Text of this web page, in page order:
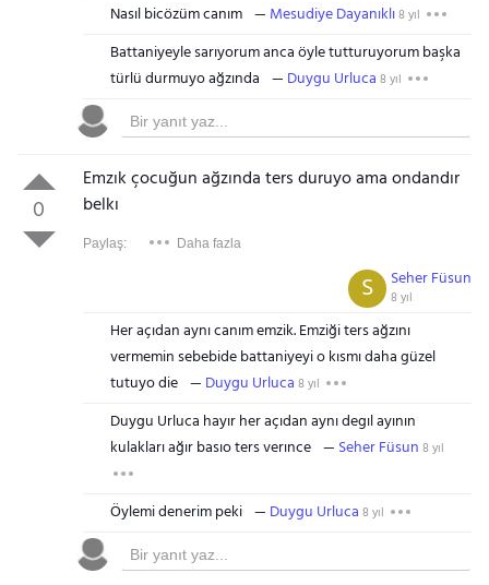
Nasıl bicözüm canım Mesudiye Dayanıklı8 yıl
Battaniyeyle sarıyorum anca öyle tutturuyorum başka
türlü durmuyo ağzında
Duygu Urluca 8 yıl
0
Emzık çocuğun ağzında ters duruyo ama ondandır
belkı
Paylaş: Daha fazla
Seher Füsun
8 yıl
S
Her açıdan aynı canım emzik. Emziği ters ağzını
vermemin sebebide battaniyeyi o kısmı daha güzel
tutuyo die
Duygu Urluca 8 yıl
Duygu Urluca hayır her açıdan aynı degıl ayının
kulakları ağır basıo ters verınce
Seher Füsun 8 yıl
Öylemi denerim peki Duygu Urluca 8 yıl